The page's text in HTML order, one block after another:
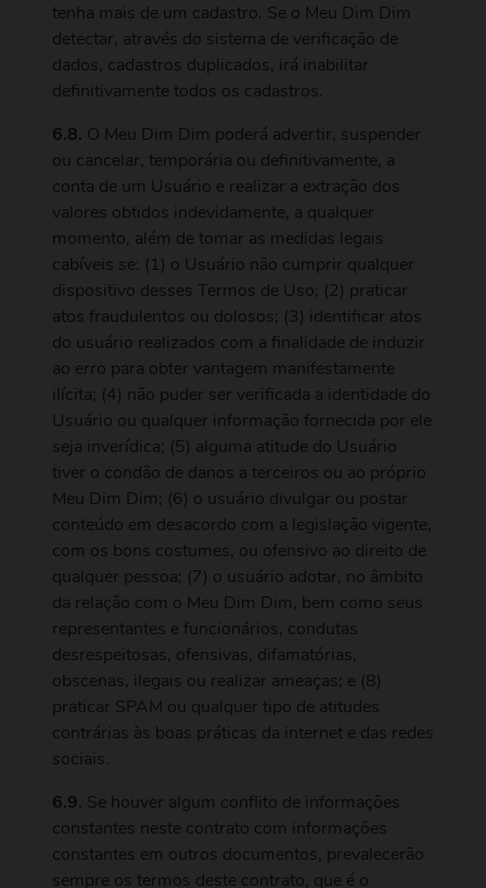
tenha mais de um cadastro. Se o Meu Dim Dim
detectar, através do sistema de verificação de
dados, cadastros duplicados, irá inabilitar
definitivamente todos os cadastros.
6.8. O Meu Dim Dim poderá advertir, suspender
ou cancelar, temporária ou definitivamente, a
conta de um Usuário e realizar a extração dos
valores obtidos indevidamente, a qualquer
momento, além de tomar as medidas legais
cabíveis se: (1) o Usuário não cumprir qualquer
dispositivo desses Termos de Uso; (2) praticar
atos fraudulentos ou dolosos; (3) identificar atos
do usuário realizados com a finalidade de induzir
ao erro para obter vantagem manifestamente
ilícita; (4) não puder ser verificada a identidade do
Usuário ou qualquer informação fornecida por ele
seja inverídica; (5) alguma atitude do Usuário
tiver o condão de danos a terceiros ou ao próprio
Meu Dim Dim; (6) o usuário divulgar ou postar
conteúdo em desacordo com a legislação vigente,
com os bons costumes, ou ofensivo ao direito de
qualquer pessoa; (7) o usuário adotar, no âmbito
da relação com o Meu Dim Dim, bem como seus
representantes e funcionários, condutas
desrespeitosas, ofensivas, difamatórias,
obscenas, ilegais ou realizar ameaças; e (8)
praticar SPAM ou qualquer tipo de atitudes
contrárias às boas práticas da internet e das redes
sociais.
6.9. Se houver algum conflito de informações
constantes neste contrato com informações
constantes em outros documentos, prevalecerão
sempre os termos deste contrato, que é o